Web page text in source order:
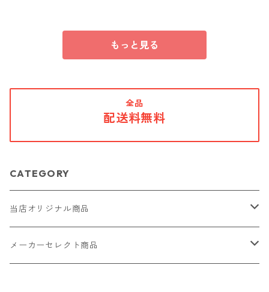
もっと見る
全品
配送料無料
CATEGORY
当店オリジナル商品
レザー（革）
メーカーセレクト商品